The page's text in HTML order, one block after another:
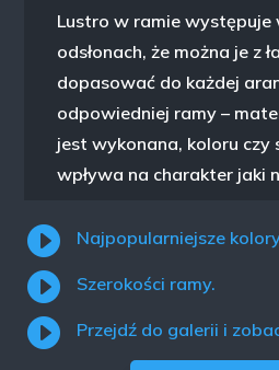
Lustro w ramie występuje
odsłonach, że można je z
dopasować do każdej
odpowiedniej ramy –
jest wykonana, koloru czy
wpływa na charakter jaki
 Najpopularniejsze
 Szerokości ramy.
 Przejdź do galerii i